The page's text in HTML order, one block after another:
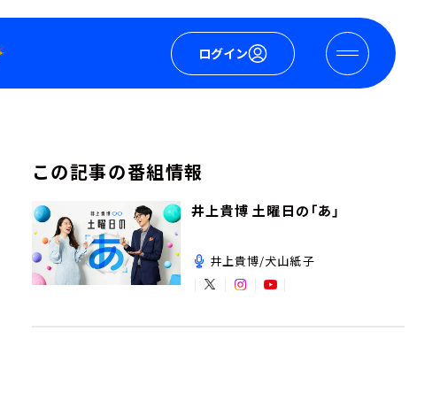
ログイン
この記事の番組情報
井上貴博 土曜日の「あ」
井上貴博/犬山紙子